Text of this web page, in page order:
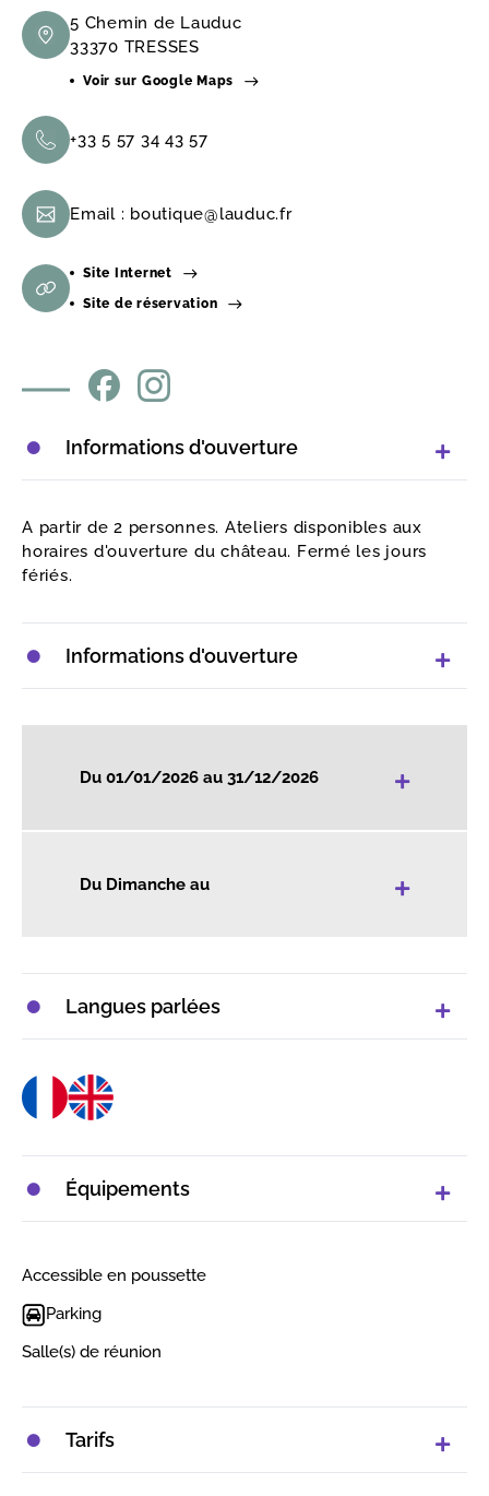
5 Chemin de Lauduc
33370 TRESSES
Voir sur Google Maps
+33 5 57 34 43 57
Email : boutique@lauduc.fr
Site Internet
Site de réservation
Informations d'ouverture
A partir de 2 personnes. Ateliers disponibles aux
horaires d'ouverture du château. Fermé les jours
fériés.
Informations d'ouverture
Du 01/01/2026 au 31/12/2026 +
Du Dimanche au +
Langues parlées
Équipements
Accessible en poussette
Parking
Salle(s) de réunion
Tarifs